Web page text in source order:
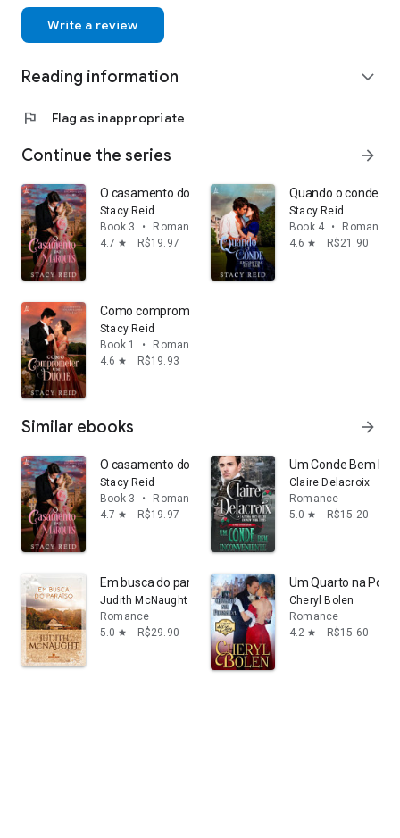
Write a review
Reading information expand_more
flag Flag as inappropriate
Continue the series arrow_forward
O casamento do marquês
Stacy Reid
Book 3
•
Romance
4.7 star R$19.97
Quando o conde
Stacy Reid
Book 4
•
Romance
4.6 star R$21.90
Como comprometer um duque
Stacy Reid
Book 1
•
Romance
4.6 star R$19.93
Similar ebooks arrow_forward
O casamento do marquês
Stacy Reid
Book 3
•
Romance
4.7 star R$19.97
Um Conde Bem
Claire Delacroix
Romance
5.0 star R$15.20
Em busca do paraíso
Judith McNaught
Romance
5.0 star R$29.90
Um Quarto na
Cheryl Bolen
Romance
4.2 star R$15.60